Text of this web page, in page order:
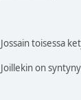
Jossain toisessa
Joillekin on